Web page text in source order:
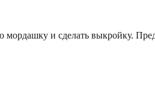
и сделать выкройку.